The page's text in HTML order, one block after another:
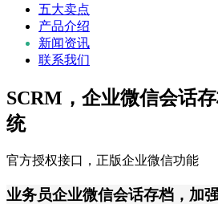
五大卖点
产品介绍
新闻资讯
联系我们
SCRM，企业微信会话
统
官方授权接口，正版企业微信功能
业务员企业微信会话存档，加